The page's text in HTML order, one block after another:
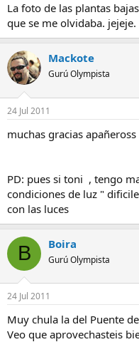
La foto de las plantas
que se me olvidaba. jejeje.
Mackote
Gurú Olympista
24 Jul 2011
muchas gracias apañeross
PD: pues si toni , tengo
condiciones de luz "
con las luces
B Boira
Gurú Olympista
24 Jul 2011
Muy chula la del Puente
Veo que aprovechasteis